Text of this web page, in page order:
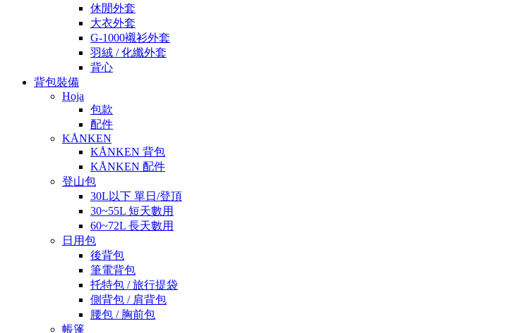
休閒外套
大衣外套
G-1000襯衫外套
羽絨 / 化纖外套
背心
背包裝備
Hoja
包款
配件
KÅNKEN
KÅNKEN 背包
KÅNKEN 配件
登山包
30L以下 單日/登頂
30~55L 短天數用
60~72L 長天數用
日用包
後背包
筆電背包
托特包 / 旅行提袋
側背包 / 肩背包
腰包 / 胸前包
帳篷